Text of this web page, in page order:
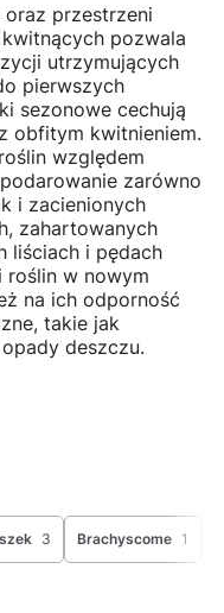
przestrzeni
pozwala
utrzymujących
pierwszych
sezonowe cechują
obfitym kwitnieniem.
względem
zarówno
i zacienionych
zahartowanych
liściach i pędach
roślin w nowym
na ich odporność
takie jak
deszczu.
3 Brachyscome 1